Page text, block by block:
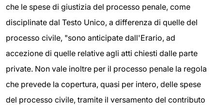
che le spese di giustizia del processo penale, come
disciplinate dal Testo Unico, a differenza di quelle del
processo civile, "sono anticipate dall'Erario, ad
accezione di quelle relative agli atti chiesti dalle parte
private. Non vale inoltre per il processo penale la regola
che prevede la copertura, quasi per intero, delle spese
del processo civile, tramite il versamento del contributo